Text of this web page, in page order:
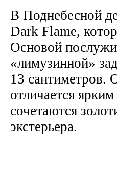
В Поднебесной
Dark Flame,
Основой
«лимузинной»
13 сантиметров.
отличается
сочетаются
экстерьера.